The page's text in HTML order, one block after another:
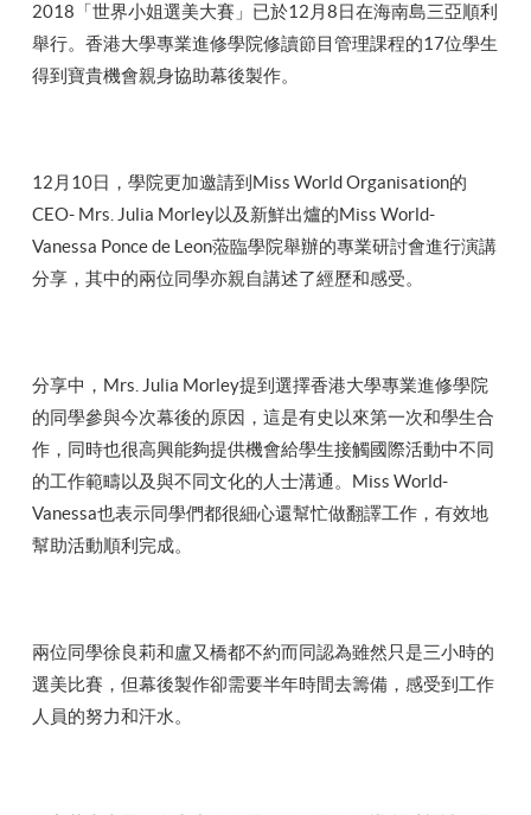
2018「世界小姐選美大賽」已於12月8日在海南島三亞順利
舉行。香港大學專業進修學院修讀節目管理課程的17位學生
得到寶貴機會親身協助幕後製作。
12月10日，學院更加邀請到Miss World Organisation的
CEO- Mrs. Julia Morley以及新鮮出爐的Miss World-
Vanessa Ponce de Leon蒞臨學院舉辦的專業研討會進行演講
分享，其中的兩位同學亦親自講述了經歷和感受。
分享中，Mrs. Julia Morley提到選擇香港大學專業進修學院
的同學參與今次幕後的原因，這是有史以來第一次和學生合
作，同時也很高興能夠提供機會給學生接觸國際活動中不同
的工作範疇以及與不同文化的人士溝通。Miss World-
Vanessa也表示同學們都很細心還幫忙做翻譯工作，有效地
幫助活動順利完成。
兩位同學徐良莉和盧又橋都不約而同認為雖然只是三小時的
選美比賽，但幕後製作卻需要半年時間去籌備，感受到工作
人員的努力和汗水。